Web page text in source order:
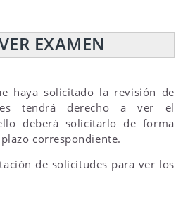
EXAMEN
haya solicitado la revisión de
tendrá derecho a ver el
deberá solicitarlo de forma
correspondiente.
de solicitudes para ver los